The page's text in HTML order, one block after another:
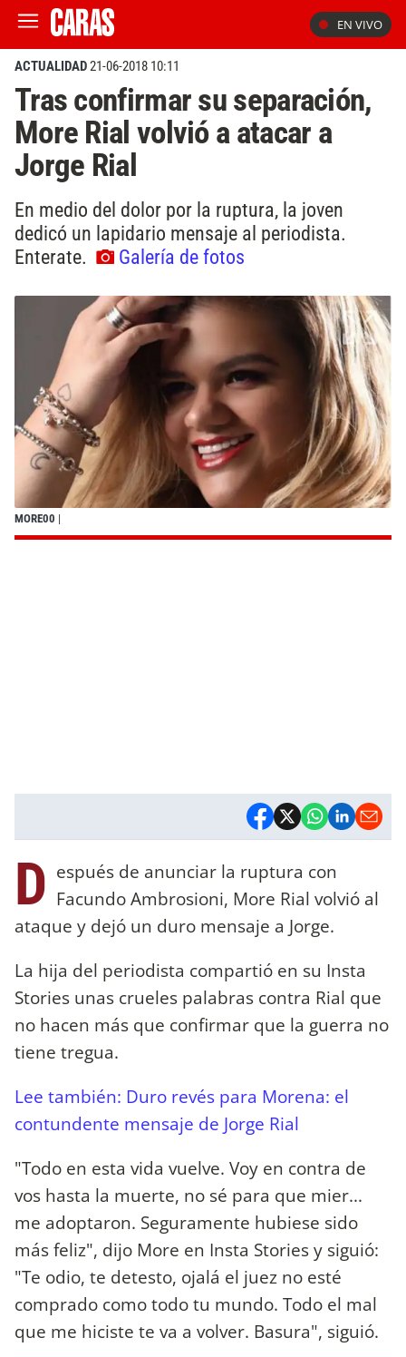
EN VIVO
ACTUALIDAD21-06-2018 10:11
Tras confirmar su separación,
More Rial volvió a atacar a
Jorge Rial
En medio del dolor por la ruptura, la joven
dedicó un lapidario mensaje al periodista.
Enterate.
Galería de fotos
MORE00 |
D espués de anunciar la ruptura con
Facundo Ambrosioni, More Rial volvió al
ataque y dejó un duro mensaje a Jorge.
La hija del periodista compartió en su Insta
Stories unas crueles palabras contra Rial que
no hacen más que confirmar que la guerra no
tiene tregua.
Lee también: Duro revés para Morena: el
contundente mensaje de Jorge Rial
"Todo en esta vida vuelve. Voy en contra de
vos hasta la muerte, no sé para que mier...
me adoptaron. Seguramente hubiese sido
más feliz", dijo More en Insta Stories y siguió:
"Te odio, te detesto, ojalá el juez no esté
comprado como todo tu mundo. Todo el mal
que me hiciste te va a volver. Basura", siguió.